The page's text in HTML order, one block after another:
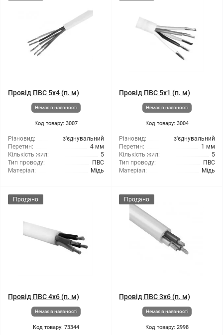
Провід ПВС 5x4 (п. м)
Немає в наявності
Код товару: 3007
Різновид:
з'єднувальний
Перетин:
4 мм
Кількість жил:
5
Тип проводу:
ПВС
Матеріал:
Мідь
Провід ПВС 5x1 (п. м)
Немає в наявності
Код товару: 3004
Різновид:
з'єднувальний
Перетин:
1 мм
Кількість жил:
5
Тип проводу:
ПВС
Матеріал:
Мідь
Продано
Провід ПВС 4x6 (п. м)
Немає в наявності
Код товару: 73344
Продано
Провід ПВС 3x6 (п. м)
Немає в наявності
Код товару: 2998